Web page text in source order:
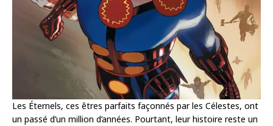
Les Éternels, ces êtres parfaits façonnés par les Célestes, ont
un passé d’un million d’années. Pourtant, leur histoire reste un